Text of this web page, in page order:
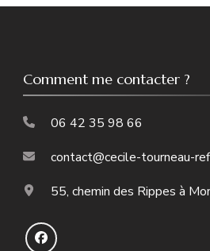
Comment me contacter ?
06 42 35 98 66
contact@cecile-tourneau-
55, chemin des Rippes à